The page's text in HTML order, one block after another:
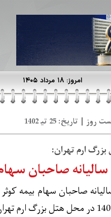
امروز: ۱۸ مرداد ۱۴۰۵
صاحبان